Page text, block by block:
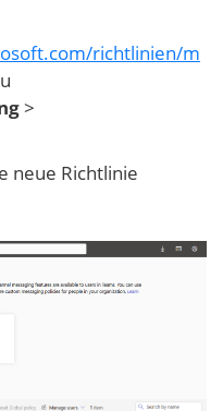
richtlinien/m
>
neue Richtlinie